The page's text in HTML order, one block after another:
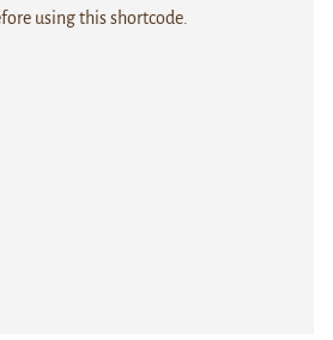
using this shortcode.